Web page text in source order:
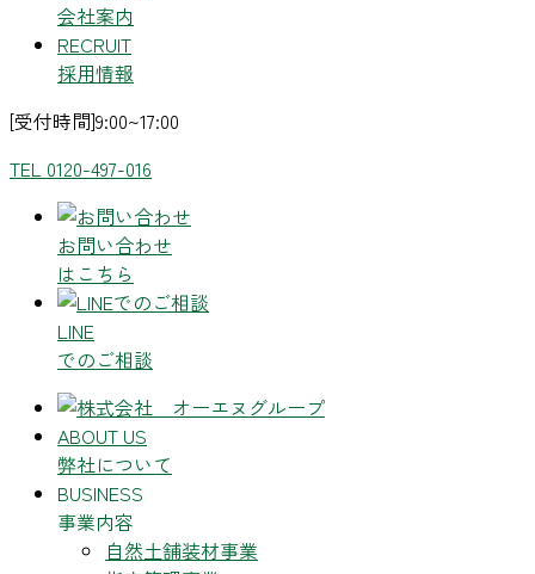
会社案内
RECRUIT
採用情報
[受付時間]9:00~17:00
TEL 0120-497-016
お問い合わせ
はこちら
LINE
でのご相談
ABOUT US
弊社について
BUSINESS
事業内容
自然土舗装材事業